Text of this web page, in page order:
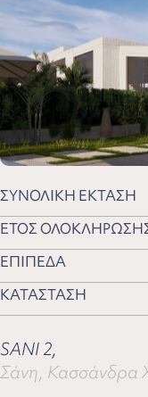
ΣΥΝΟΛΙΚΗ ΕΚΤΑΣΗ
ΕΤΟΣ
ΕΠΙΠΕΔΑ
ΚΑΤΑΣΤΑΣΗ
SANI 2,
Σάνη, Κασσάνδρα